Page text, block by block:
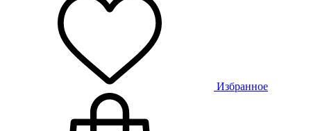
Избранное